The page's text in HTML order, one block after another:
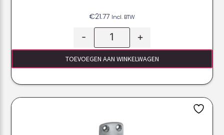
€21.77 Incl. BTW
- +
TOEVOEGEN AAN WINKELWAGEN